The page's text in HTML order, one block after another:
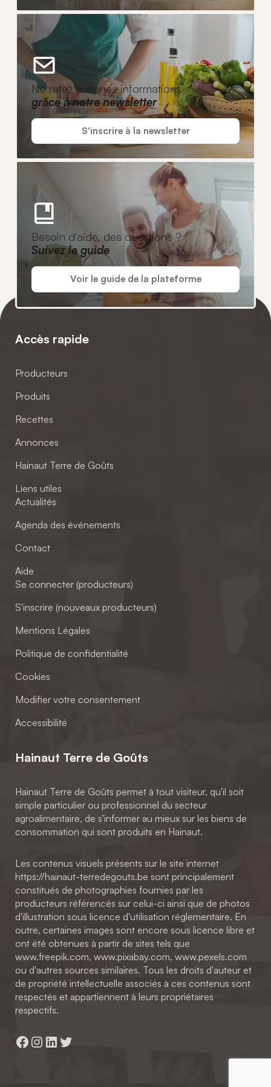
Ne ratez aucunes informations
grâce à notre newsletter
S'inscrire à la newsletter
Besoin d'aide, des questions ?
Suivez le guide
Voir le guide de la plateforme
Accès rapide
Producteurs
Produits
Recettes
Annonces
Hainaut Terre de Goûts
Liens utiles
Actualités
Agenda des événements
Contact
Aide
Se connecter (producteurs)
S'inscrire (nouveaux producteurs)
Mentions Légales
Politique de confidentialité
Cookies
Modifier votre consentement
Accessibilité
Hainaut Terre de Goûts
Hainaut Terre de Goûts permet à tout visiteur, qu'il soit
simple particulier ou professionnel du secteur
agroalimentaire, de s'informer au mieux sur les biens de
consommation qui sont produits en Hainaut.
Les contenus visuels présents sur le site internet
https://hainaut-terredegouts.be sont principalement
constitués de photographies fournies par les
producteurs référencés sur celui-ci ainsi que de photos
d'illustration sous licence d'utilisation réglementaire. En
outre, certaines images sont encore sous licence libre et
ont été obtenues à partir de sites tels que
www.freepik.com, www.pixabay.com, www.pexels.com
ou d'autres sources similaires. Tous les droits d'auteur et
de propriété intellectuelle associés à ces contenus sont
respectés et appartiennent à leurs propriétaires
respectifs.
Facebook
Instagram
LinkedIn
Twitter